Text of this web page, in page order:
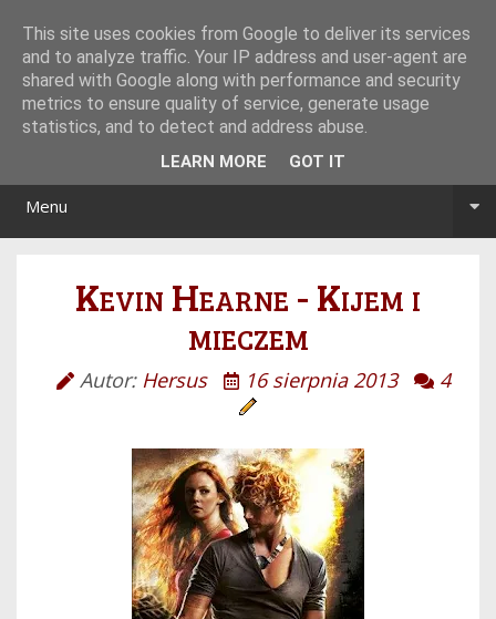
Menu
Kevin Hearne - Kijem i
mieczem
Autor: Hersus 16 sierpnia 2013 4
This site uses cookies from Google to deliver its services
and to analyze traffic. Your IP address and user-agent are
shared with Google along with performance and security
metrics to ensure quality of service, generate usage
statistics, and to detect and address abuse.
LEARN MORE GOT IT